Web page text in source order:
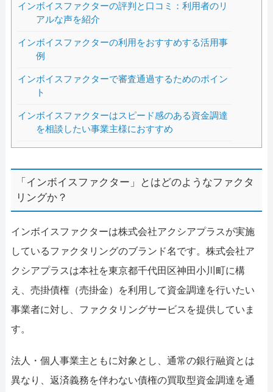
インボイスファクターの評判と口コミ：利用者のリ
アルな声を紹介
インボイスファクターの利用をおすすめする活用事
例
インボイスファクターで審査通過するためのポイン
ト
インボイスファクターはスピード感のある資金調達
を相談したい事業主様におすすめ
「インボイスファクター」とはどのようなファクタ
リングか？
インボイスファクターは株式会社アクシアプラスが実施
しているファクタリングのブランド名です。株式会社ア
クシアプラスは本社を東京都千代田区神田小川町に構
え、売掛債権（売掛金）を利用して資金調達を行いたい
事業者に対し、ファクタリングサービスを提供していま
す。
法人・個人事業主ともに対象とし、通常の銀行融資とは
異なり、返済義務を伴わない債権の買取型資金調達を通